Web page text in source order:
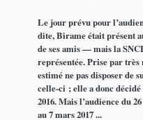
Le jour prévu pour
dite, Birame était présent
de ses amis — mais la
représentée. Prise par très
estimé ne pas disposer de
celle-ci ; elle a donc décidé
2016. Mais l’audience du
au 7 mars 2017 ...